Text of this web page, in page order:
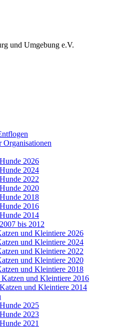
und Umgebung e.V.
Organisationen
2026
2024
2022
2020
2018
2016
2014
bis 2012
und Kleintiere 2026
und Kleintiere 2024
und Kleintiere 2022
und Kleintiere 2020
und Kleintiere 2018
und Kleintiere 2016
und Kleintiere 2014
2025
2023
2021